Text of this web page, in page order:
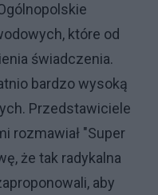
które od
świadczenia.
bardzo wysoką
Przedstawiciele
rozmawiał "Super
że tak radykalna
aby